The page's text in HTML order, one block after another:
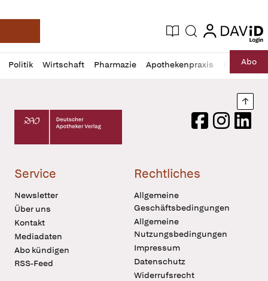
Deutsche Apotheker Zeitung
Aktuelle Ausgabe
Suche login
login
Politik Wirtschaft Pharmazie Apothekenpraxis RechtAbo
Profil
öffnen
Daz
Pur
Deutscher Apotheker Verlag Logo
FacebookInstagram
Service
Newsletter
Über uns
Kontakt
Mediadaten
Abo kündigen
RSS-Feed
Rechtliches
Allgemeine
Geschäftsbedingungen
Allgemeine
Nutzungsbedingungen
Impressum
Datenschutz
Widerrufsrecht